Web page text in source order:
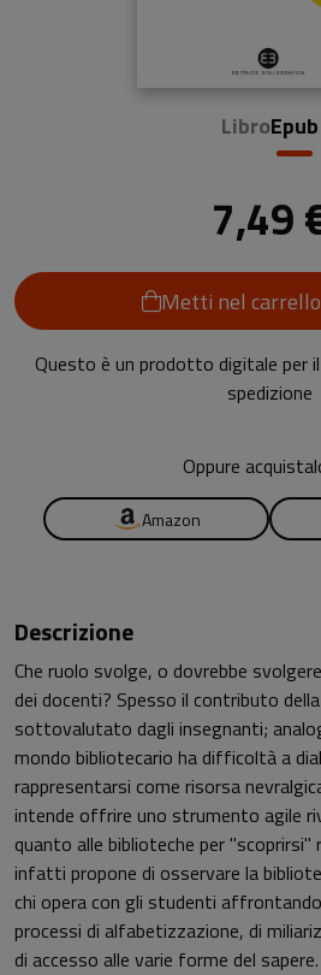
LibroEpub
7,49
Metti nel carrello
Questo è un prodotto digitale per
spedizione
Oppure
Amazon
Descrizione
Che ruolo svolge, o dovrebbe
dei docenti? Spesso il contributo
sottovalutato dagli insegnanti;
mondo bibliotecario ha difficoltà a
rappresentarsi come risorsa
intende offrire uno strumento agile
quanto alle biblioteche per "scoprirsi"
infatti propone di osservare la
chi opera con gli studenti
processi di alfabetizzazione, di
di accesso alle varie forme del sapere.